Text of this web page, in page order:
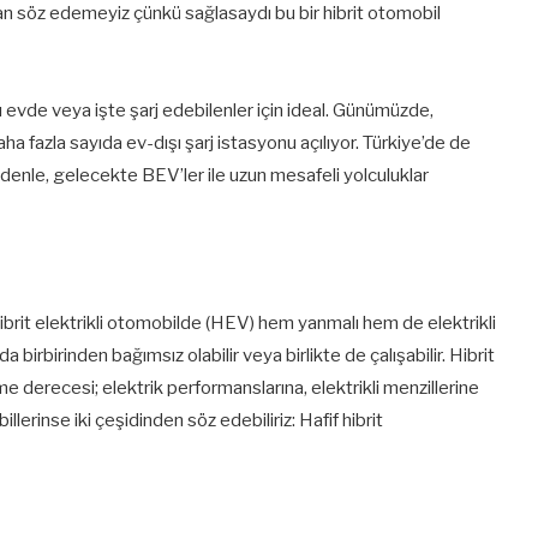
söz edemeyiz çünkü sağlasaydı bu bir hibrit otomobil
veya işte şarj edebilenler için ideal. Günümüzde,
sayıda ev-dışı şarj istasyonu açılıyor. Türkiye’de de
gelecekte BEV’ler ile uzun mesafeli yolculuklar
elektrikli otomobilde (HEV) hem yanmalı hem de elektrikli
birbirinden bağımsız olabilir veya birlikte de çalışabilir. Hibrit
derecesi; elektrik performanslarına, elektrikli menzillerine
iki çeşidinden söz edebiliriz: Hafif hibrit